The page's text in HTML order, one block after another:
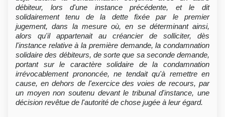
débiteur, lors d'une instance précédente, et le dit
solidairement tenu de la dette fixée par le premier
jugement, dans la mesure où, en se déterminant ainsi,
alors qu'il appartenait au créancier de solliciter, dès
l'instance relative à la première demande, la condamnation
solidaire des débiteurs, de sorte que sa seconde demande,
portant sur le caractère solidaire de la condamnation
irrévocablement prononcée, ne tendait qu'à remettre en
cause, en dehors de l'exercice des voies de recours, par
un moyen non soutenu devant le tribunal d'instance, une
décision revêtue de l'autorité de chose jugée à leur égard.